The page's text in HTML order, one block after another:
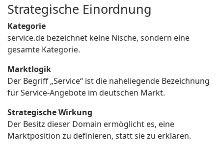
Strategische Einordnung
Kategorie
service.de bezeichnet keine Nische, sondern eine
gesamte Kategorie.
Marktlogik
Der Begriff „Service“ ist die naheliegende Bezeichnung
für Service-Angebote im deutschen Markt.
Strategische Wirkung
Der Besitz dieser Domain ermöglicht es, eine
Marktposition zu definieren, statt sie zu erklären.